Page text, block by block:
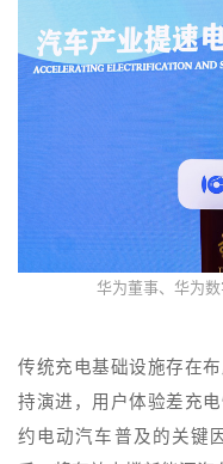
华为董事、华为
传统充电基础设施存在
持演进，用户体验差充
约电动汽车普及的关键